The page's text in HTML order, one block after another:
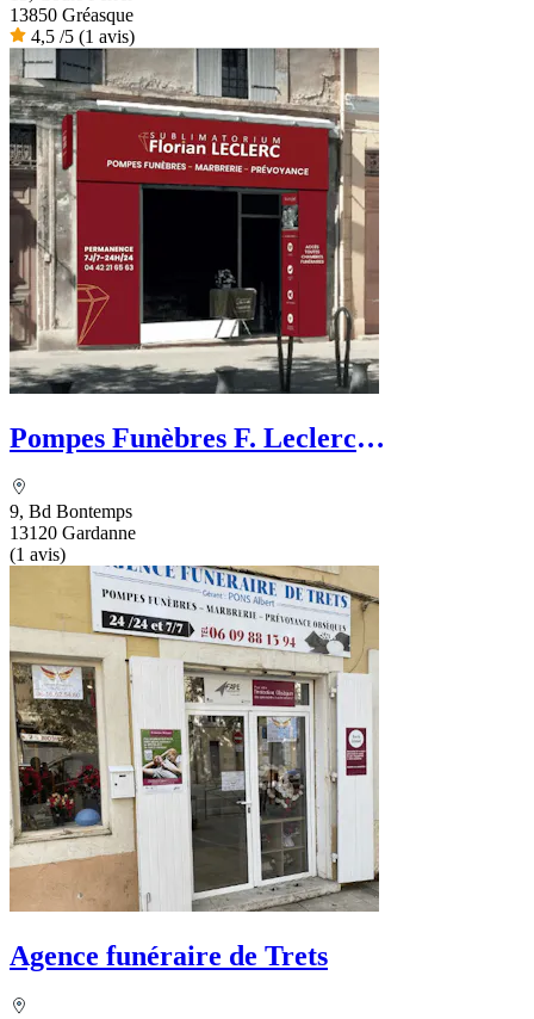
13850 Gréasque
4,5 /5 (1 avis)
Pompes Funèbres F. Leclerc
9, Bd Bontemps
13120 Gardanne
(1 avis)
Agence funéraire de Trets